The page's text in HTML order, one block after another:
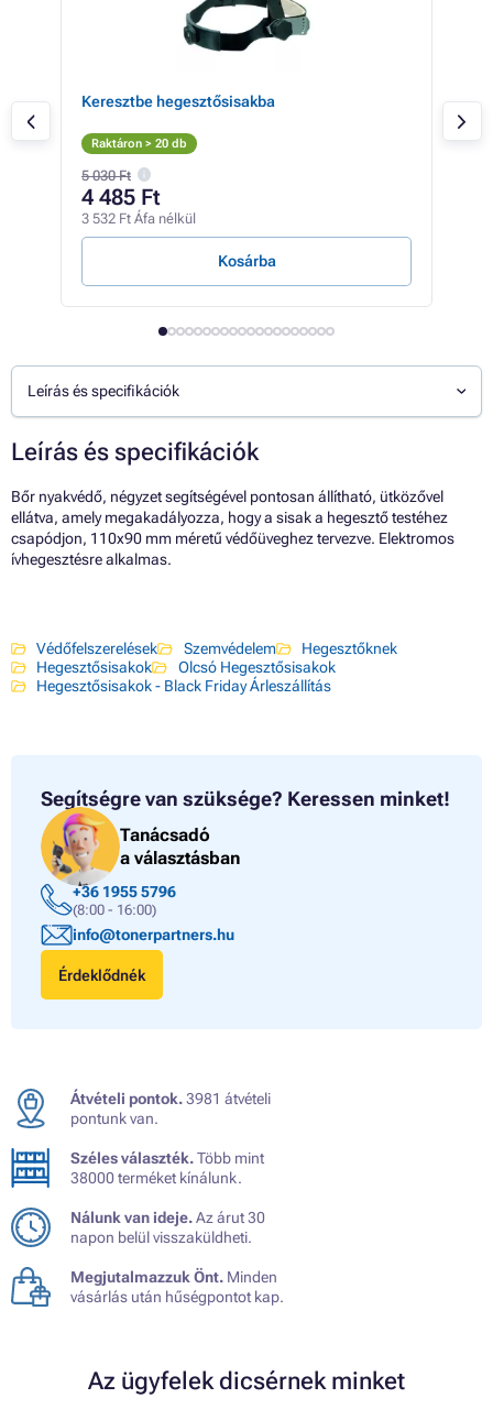
Keresztbe hegesztősisakba
Raktáron > 20 db
5 030 Ft
4 485 Ft
3 532 Ft Áfa nélkül
Kosárba
Leírás és specifikációk
Leírás és specifikációk
Bőr nyakvédő, négyzet segítségével pontosan állítható, ütközővel
ellátva, amely megakadályozza, hogy a sisak a hegesztő testéhez
csapódjon, 110x90 mm méretű védőüveghez tervezve. Elektromos
ívhegesztésre alkalmas.
Védőfelszerelések Szemvédelem
Hegesztőknek
Hegesztősisakok
Olcsó Hegesztősisakok
Hegesztősisakok - Black Friday Árleszállítás
Segítségre van szüksége? Keressen minket!
Tanácsadó
a választásban
+36 1955 5796
(8:00 - 16:00)
info@tonerpartners.hu
Érdeklődnék
Átvételi pontok.3981 átvételi
pontunk van.
Széles választék.Több mint
38000 terméket kínálunk.
Nálunk van ideje.Az árut 30
napon belül visszaküldheti.
Megjutalmazzuk Önt. Minden
vásárlás után hűségpontot kap.
Az ügyfelek dicsérnek minket